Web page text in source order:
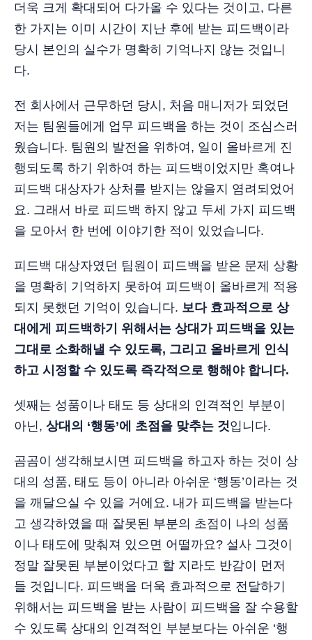
더욱 크게 확대되어 다가올 수 있다는 것이고, 다른
한 가지는 이미 시간이 지난 후에 받는 피드백이라
당시 본인의 실수가 명확히 기억나지 않는 것입니
다.
전 회사에서 근무하던 당시, 처음 매니저가 되었던
저는 팀원들에게 업무 피드백을 하는 것이 조심스러
웠습니다. 팀원의 발전을 위하여, 일이 올바르게 진
행되도록 하기 위하여 하는 피드백이었지만 혹여나
피드백 대상자가 상처를 받지는 않을지 염려되었어
요. 그래서 바로 피드백 하지 않고 두세 가지 피드백
을 모아서 한 번에 이야기한 적이 있었습니다.
피드백 대상자였던 팀원이 피드백을 받은 문제 상황
을 명확히 기억하지 못하여 피드백이 올바르게 적용
되지 못했던 기억이 있습니다. 보다 효과적으로 상
대에게 피드백하기 위해서는 상대가 피드백을 있는
그대로 소화해낼 수 있도록, 그리고 올바르게 인식
하고 시정할 수 있도록 즉각적으로 행해야 합니다.
셋째는 성품이나 태도 등 상대의 인격적인 부분이
아닌, 상대의 ‘행동’에 초점을 맞추는 것입니다.
곰곰이 생각해보시면 피드백을 하고자 하는 것이 상
대의 성품, 태도 등이 아니라 아쉬운 ‘행동’이라는 것
을 깨달으실 수 있을 거에요. 내가 피드백을 받는다
고 생각하였을 때 잘못된 부분의 초점이 나의 성품
이나 태도에 맞춰져 있으면 어떨까요? 설사 그것이
정말 잘못된 부분이었다고 할 지라도 반감이 먼저
들 것입니다. 피드백을 더욱 효과적으로 전달하기
위해서는 피드백을 받는 사람이 피드백을 잘 수용할
수 있도록 상대의 인격적인 부분보다는 아쉬운 ‘행